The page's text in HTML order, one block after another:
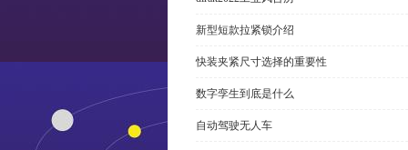
新型短款拉紧锁介绍
快装夹紧尺寸选择的重要性
数字孪生到底是什么
自动驾驶无人车